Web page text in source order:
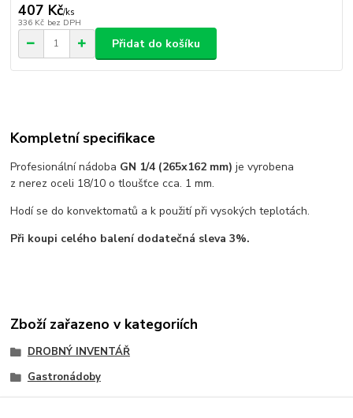
407 Kč/ks
336 Kč bez DPH
Přidat do košíku
Kompletní specifikace
Profesionální nádoba GN 1/4 (265x162 mm)je vyrobena
z nerez oceli 18/10 o tloušťce cca. 1 mm.
Hodí se do konvektomatů a k použití při vysokých teplotách.
Při koupi celého balení dodatečná sleva 3%.
Zboží zařazeno v kategoriích
DROBNÝ INVENTÁŘ
Gastronádoby
Nerezové plné